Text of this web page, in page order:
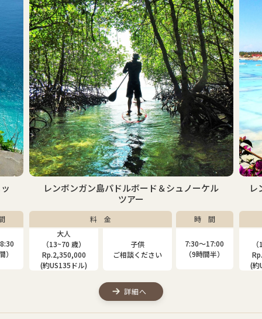
ル
間
17:00
半）
レンボンガン島マングローブ＆シュノーケルツ
アー
料 金
大人
（13~80 歳）
Rp.2,000,000
(約US115ドル)
（4~12 歳）
Rp.1,310,000
時 間
7:30〜17:00
（9時間半）
詳細へ